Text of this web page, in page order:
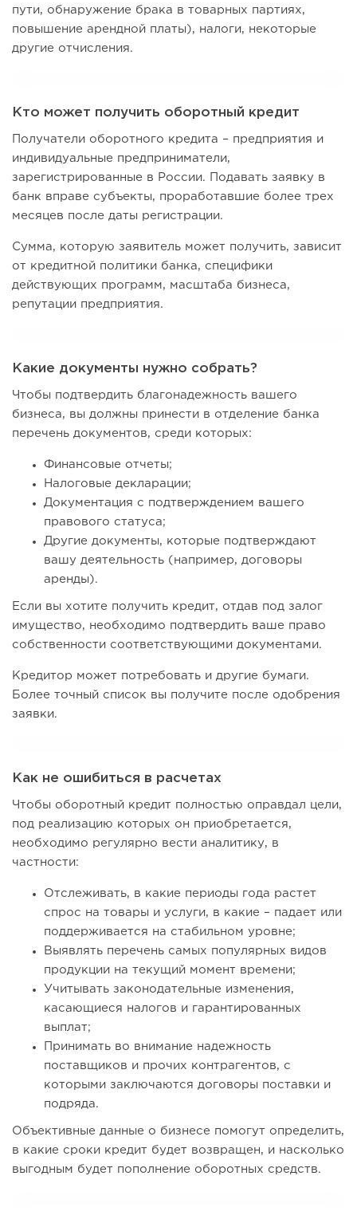
пути, обнаружение брака в товарных партиях,
повышение арендной платы), налоги, некоторые
другие отчисления.
Кто может получить оборотный кредит
Получатели оборотного кредита – предприятия и
индивидуальные предприниматели,
зарегистрированные в России. Подавать заявку в
банк вправе субъекты, проработавшие более трех
месяцев после даты регистрации.
Сумма, которую заявитель может получить, зависит
от кредитной политики банка, специфики
действующих программ, масштаба бизнеса,
репутации предприятия.
Какие документы нужно собрать?
Чтобы подтвердить благонадежность вашего
бизнеса, вы должны принести в отделение банка
перечень документов, среди которых:
Финансовые отчеты;
Налоговые декларации;
Документация с подтверждением вашего
правового статуса;
Другие документы, которые подтверждают
вашу деятельность (например, договоры
аренды).
Если вы хотите получить кредит, отдав под залог
имущество, необходимо подтвердить ваше право
собственности соответствующими документами.
Кредитор может потребовать и другие бумаги.
Более точный список вы получите после одобрения
заявки.
Как не ошибиться в расчетах
Чтобы оборотный кредит полностью оправдал цели,
под реализацию которых он приобретается,
необходимо регулярно вести аналитику, в
частности:
Отслеживать, в какие периоды года растет
спрос на товары и услуги, в какие – падает или
поддерживается на стабильном уровне;
Выявлять перечень самых популярных видов
продукции на текущий момент времени;
Учитывать законодательные изменения,
касающиеся налогов и гарантированных
выплат;
Принимать во внимание надежность
поставщиков и прочих контрагентов, с
которыми заключаются договоры поставки и
подряда.
Объективные данные о бизнесе помогут определить,
в какие сроки кредит будет возвращен, и насколько
выгодным будет пополнение оборотных средств.